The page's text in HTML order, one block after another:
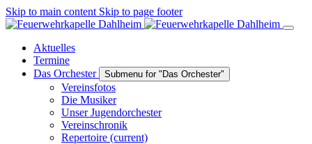
Skip to main content Skip to page footer
Aktuelles
Termine
Das Orchester
Submenu for "Das Orchester"
Vereinsfotos
Die Musiker
Unser Jugendorchester
Vereinschronik
Repertoire (current)